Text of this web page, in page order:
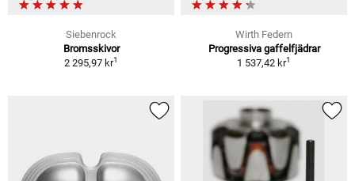
Siebenrock
Bromsskivor
2 295,97 kr1
Wirth Federn
Progressiva gaffelfjädrar
1 537,42 kr1